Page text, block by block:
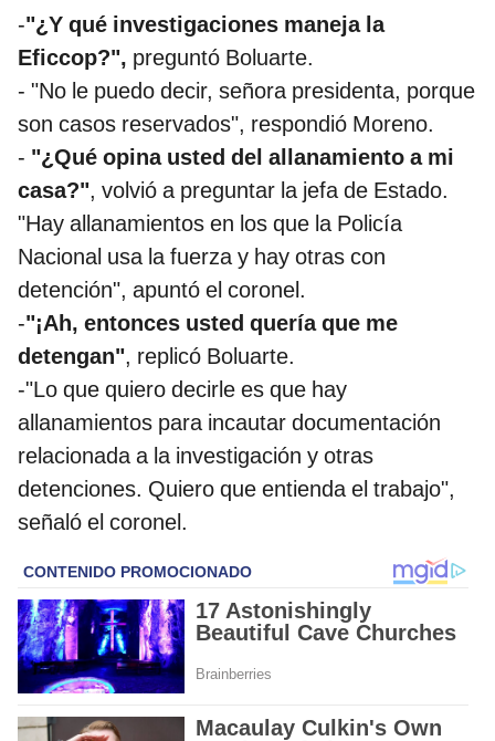
-"¿Y qué investigaciones maneja la
Eficcop?", preguntó Boluarte.
- "No le puedo decir, señora presidenta, porque
son casos reservados", respondió Moreno.
- "¿Qué opina usted del allanamiento a mi
casa?", volvió a preguntar la jefa de Estado.
"Hay allanamientos en los que la Policía
Nacional usa la fuerza y hay otras con
detención", apuntó el coronel.
-"¡Ah, entonces usted quería que me
detengan", replicó Boluarte.
-"Lo que quiero decirle es que hay
allanamientos para incautar documentación
relacionada a la investigación y otras
detenciones. Quiero que entienda el trabajo",
señaló el coronel.